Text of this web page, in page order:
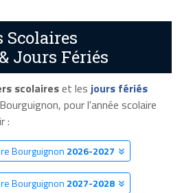
Scolaires
Jours Fériés
scolaireset les jours fériés
pour l'année scolaire
:
Bourguignon 2026-2027
Bourguignon 2027-2028